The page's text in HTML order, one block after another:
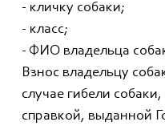
- кличку собаки;
- класс;
- ФИО владельца
Взнос владельцу
случае гибели
справкой, выданной